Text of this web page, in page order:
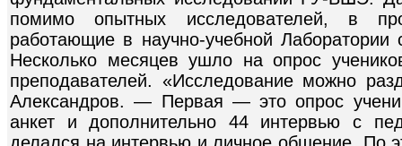
помимо опытных исследователей, в
работающие в научно-учебной Лаборатории
Несколько месяцев ушло на опрос
преподавателей. «Исследование можно
Александров. — Первая — это опрос
анкет и дополнительно 44 интервью с